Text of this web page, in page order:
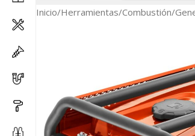
Inicio/Herramientas/Combustión/